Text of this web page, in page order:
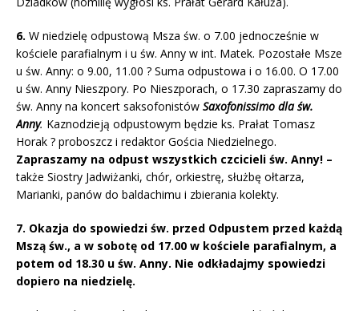
6. W niedzielę odpustową Msza św. o 7.00 jednocześnie w
kościele parafialnym i u św. Anny w int. Matek. Pozostałe Msze
u św. Anny: o 9.00, 11.00 ? Suma odpustowa i o 16.00. O 17.00
u św. Anny Nieszpory. Po Nieszporach, o 17.30 zapraszamy do
św. Anny na koncert saksofonistów Saxofonissimo dla św.
Anny. Kaznodzieją odpustowym będzie ks. Prałat Tomasz
Horak ? proboszcz i redaktor Gościa Niedzielnego.
Zapraszamy na odpust wszystkich czcicieli św. Anny! –
także Siostry Jadwiżanki, chór, orkiestrę, służbę ołtarza,
Marianki, panów do baldachimu i zbierania kolekty.
7. Okazja do spowiedzi św. przed Odpustem przed każdą
Mszą św., a w sobotę od 17.00 w kościele parafialnym, a
potem od 18.30 u św. Anny. Nie odkładajmy spowiedzi
dopiero na niedzielę.